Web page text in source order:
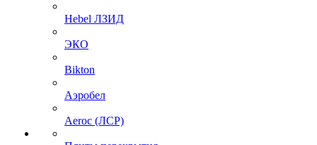
Hebel ЛЗИД
ЭКО
Bikton
Аэробел
Aeroc (ЛСР)